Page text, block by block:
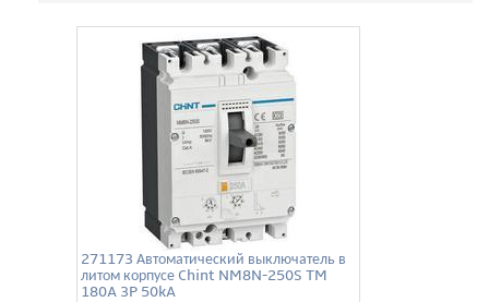
271173 Автоматический выключатель в
литом корпусе Chint NM8N-250S TM
180A 3P 50kA